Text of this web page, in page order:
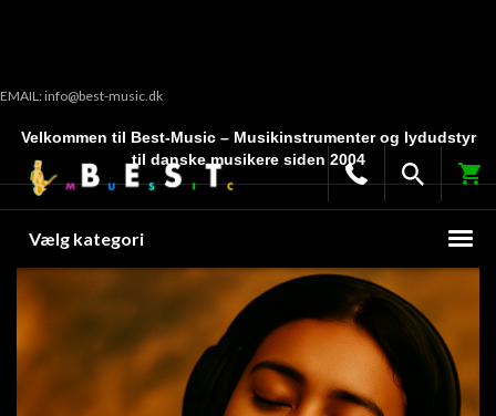
EMAIL: info@best-music.dk
Velkommen til Best-Music – Musikinstrumenter og lydudstyr
til danske musikere siden 2004
Vælg kategori